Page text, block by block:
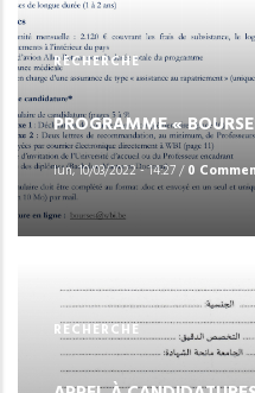
RECHERCHE
PROGRAMME «
lun, 10/03/2022 - 14:27/0
RECHERCHE